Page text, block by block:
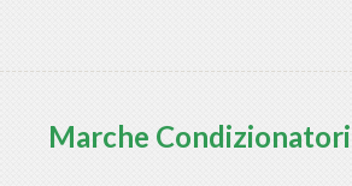
Marche Condizionatori